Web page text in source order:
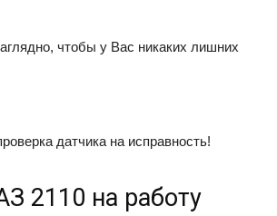
чтобы у Вас никаких лишних
датчика на исправность!
2110 на работу